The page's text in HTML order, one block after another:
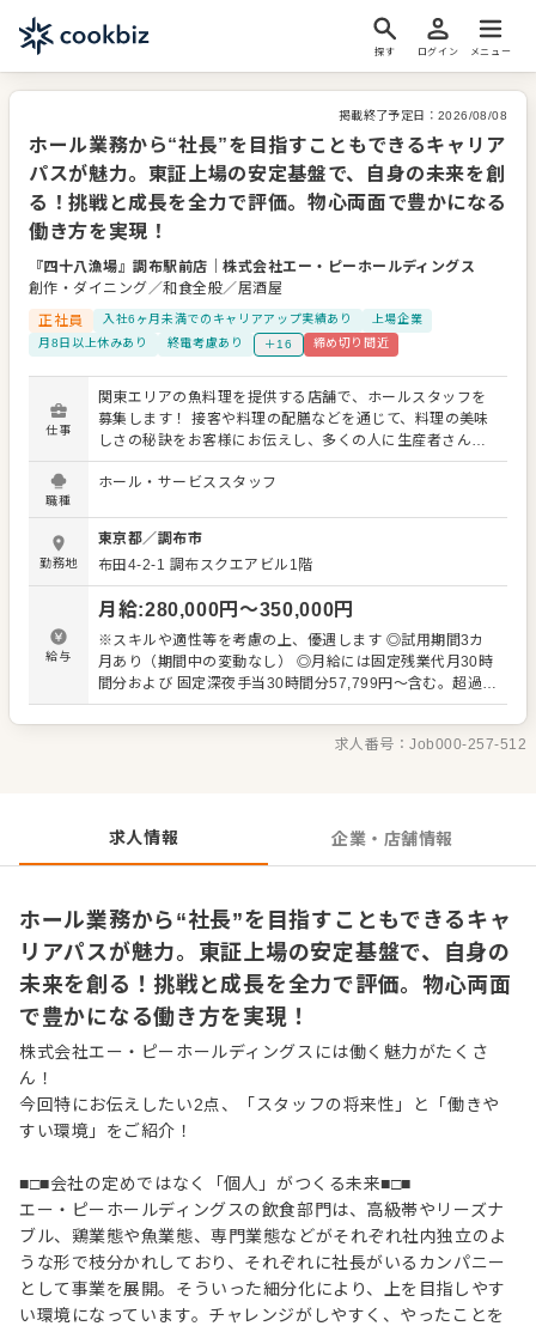
探す ログイン メニュー
掲載終了予定日： 2026/08/08
ホール業務から“社長”を目指すこともできるキャリア
パスが魅力。東証上場の安定基盤で、自身の未来を創
る！挑戦と成長を全力で評価。物心両面で豊かになる
働き方を実現！
『四十八漁場』調布駅前店 ｜株式会社エー・ピーホールディングス
創作・ダイニング／和食全般／居酒屋
正社員
入社6ヶ月未満でのキャリアアップ実績あり
上場企業
月8日以上休みあり
終電考慮あり ＋16 締め切り間近
仕事
関東エリアの魚料理を提供する店舗で、ホールスタッフを
募集します！ 接客や料理の配膳などを通じて、料理の美味
しさの秘訣をお客様にお伝えし、多くの人に生産者さんの
想いを届けるお仕事です。 ■体験型の店舗を展開 株式会社
エー・ピーホールディングスは、食の未来を広げるフード
います。 胃袋を満たすためだけの目的型店舗ではなく、サ
ービスや空間、さらに料理の素材についてのストーリー性
などをそこにプラスし、お腹を満たすだけではなく、食事
を通して非現実的な空間を味わっていただく体験型の店舗
として運営をおこなっています。 ■ストーリー性のある料
理を提供 魚業態であれば漁師さん、鶏業態であれば地鶏や
野菜の農家さんなど、それぞれの生産者さんとの密な関係
性を築いていることが当社の大きな特徴です。現地に出向
すし、SNSで生産者さんと直接つながっている店舗もあ
り、良い素材が入った時にお知らせをもらったり、美味し
に返す。そういったサイクルが構築できているからこそ、
他にはないような料理の提供ができています。
職種
ホール・サービススタッフ
勤務地
東京都／調布市
布田4-2-1 調布スクエアビル1階
給与
月給:280,000円〜350,000円
※スキルや適性等を考慮の上、優遇します ◎試用期間3カ
月あり（期間中の変動なし） ◎月給には固定残業代月30時
間分および 固定深夜手当30時間分57,799円～含む。超過分
は別途支給。 ＜給与例＞ 飲食店でのマネジメント経験あり
／40歳：月給35万円 飲食店でのリーダー経験あり／30
歳：月給30万円 飲食店での勤務経験あり／25歳：月給28
求人番号：Job000-257-512
求人情報 企業・店舗情報
ホール業務から“社長”を目指すこともできるキャ
リアパスが魅力。東証上場の安定基盤で、自身の
未来を創る！挑戦と成長を全力で評価。物心両面
で豊かになる働き方を実現！
株式会社エー・ピーホールディングスには働く魅力がたくさ
ん！
今回特にお伝えしたい2点、「スタッフの将来性」と「働きや
すい環境」をご紹介！
■□■会社の定めではなく「個人」がつくる未来■□■
エー・ピーホールディングスの飲食部門は、高級帯やリーズナ
ブル、鶏業態や魚業態、専門業態などがそれぞれ社内独立のよ
うな形で枝分かれしており、それぞれに社長がいるカンパニー
として事業を展開。そういった細分化により、上を目指しやす
い環境になっています。チャレンジがしやすく、やったことを